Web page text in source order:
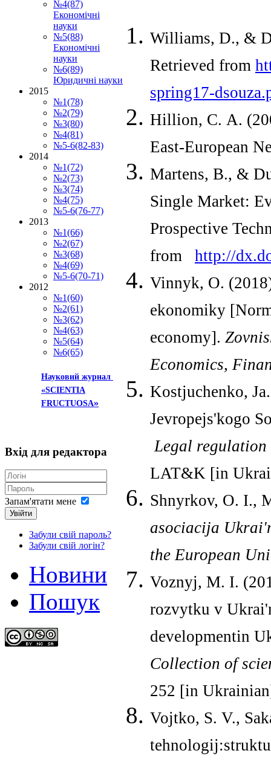
Williams, D., &
Retrieved from
spring17-
Hillion, C. A.
East-European
Martens, B., &
Single Market:
Prospective
from http://
Vinnyk, O.
ekonomiky
economy].
Economics,
Kostjuchenko,
Jevropejs'kogo
Legal regulation
LAT&K [in
Shnyrkov, O. I.,
asociacija
the European
Voznyj, M. I.
rozvytku v
developmentin
Collection of
252 [in
Vojtko, S. V.,
№4(87)
Економічні
науки
№5(88)
Економічні
науки
№6(89)
Юридичні науки
2015
№1(78)
№2(79)
№3(80)
№4(81)
№5-6(82-83)
2014
№1(72)
№2(73)
№3(74)
№4(75)
№5-6(76-77)
2013
№1(66)
№2(67)
№3(68)
№4(69)
№5-6(70-71)
2012
№1(60)
№2(61)
№3(62)
№4(63)
№5(64)
№6(65)
Науковий журнал
«SCIENTIA
FRUCTUOSA»
Вхід для редактора
Запам'ятати мене
Увійти
Забули свій пароль?
Забули свій логін?
Новини
Пошук